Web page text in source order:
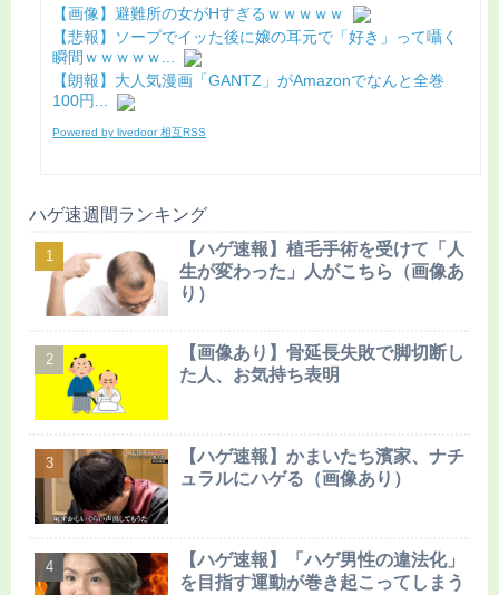
【画像】避難所の女がHすぎるｗｗｗｗｗ
【悲報】ソープでイッた後に嬢の耳元で「好き」って囁く
瞬間ｗｗｗｗｗ...
【朗報】大人気漫画「GANTZ」がAmazonでなんと全巻
100円...
Powered by livedoor 相互RSS
ハゲ速週間ランキング
【ハゲ速報】植毛手術を受けて「人
生が変わった」人がこちら（画像あ
り）
【画像あり】骨延長失敗で脚切断し
た人、お気持ち表明
【ハゲ速報】かまいたち濱家、ナチ
ュラルにハゲる（画像あり）
【ハゲ速報】「ハゲ男性の違法化」
を目指す運動が巻き起こってしまう